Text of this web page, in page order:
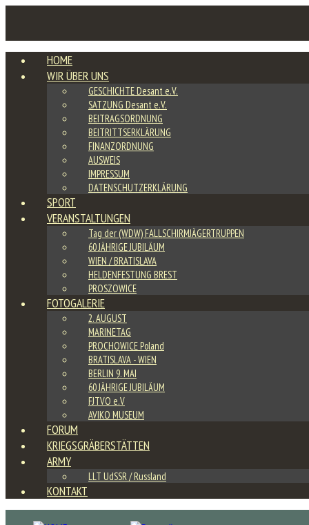
HOME
WIR ÜBER UNS
GESCHICHTE Desant e.V.
SATZUNG Desant e.V.
BEITRAGSORDNUNG
BEITRITTSERKLÄRUNG
FINANZORDNUNG
AUSWEIS
IMPRESSUM
DATENSCHUTZERKLÄRUNG
SPORT
VERANSTALTUNGEN
Tag der (WDW) FALLSCHIRMJÄGERTRUPPEN
60 JÄHRIGE JUBILÄUM
WIEN / BRATISLAVA
HELDENFESTUNG BREST
PROSZOWICE
FOTOGALERIE
2. AUGUST
MARINETAG
PROCHOWICE Poland
BRATISLAVA - WIEN
BERLIN 9. MAI
60 JÄHRIGE JUBILÄUM
FJTVO e.V
AVIKO MUSEUM
FORUM
KRIEGSGRÄBERSTÄTTEN
ARMY
LLT UdSSR / Russland
KONTAKT